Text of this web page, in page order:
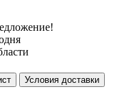
Условия доставки